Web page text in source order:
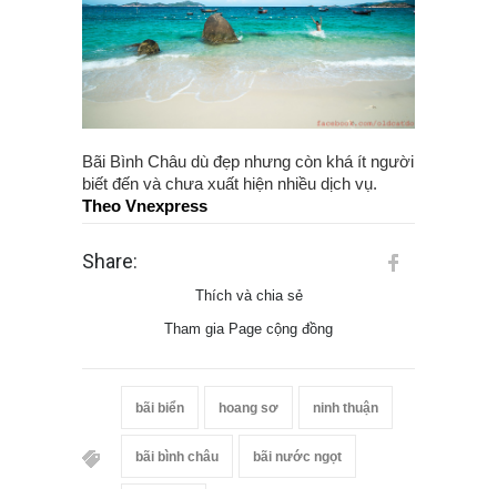
Bãi Bình Châu dù đẹp nhưng còn khá ít người
biết đến và chưa xuất hiện nhiều dịch vụ.
Theo Vnexpress
Share:
Thích và chia sẻ
Tham gia Page cộng đồng
bãi biển hoang sơ ninh thuận
bãi bình châu bãi nước ngọt